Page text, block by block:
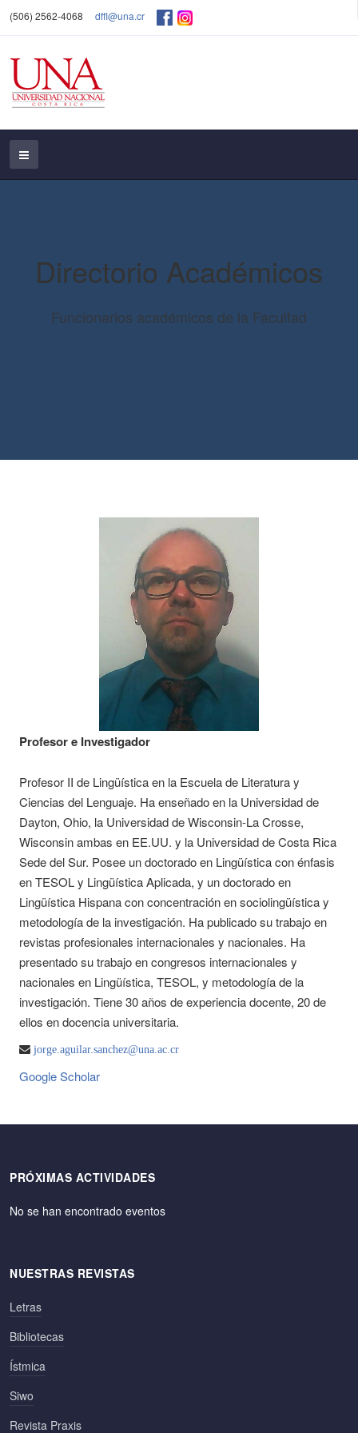
(506) 2562-4068 dffl@una.cr
Directorio Académicos
Funcionarios académicos de la Facultad
Profesor e Investigador
Profesor II de Lingüística en la Escuela de Literatura y
Ciencias del Lenguaje. Ha enseñado en la Universidad de
Dayton, Ohio, la Universidad de Wisconsin-La Crosse,
Wisconsin ambas en EE.UU. y la Universidad de Costa Rica
Sede del Sur. Posee un doctorado en Lingüística con énfasis
en TESOL y Lingüística Aplicada, y un doctorado en
Lingüística Hispana con concentración en sociolingüística y
metodología de la investigación. Ha publicado su trabajo en
revistas profesionales internacionales y nacionales. Ha
presentado su trabajo en congresos internacionales y
nacionales en Lingüística, TESOL, y metodología de la
investigación. Tiene 30 años de experiencia docente, 20 de
ellos en docencia universitaria.
jorge.aguilar.sanchez@una.ac.cr
Google Scholar
PRÓXIMAS ACTIVIDADES
No se han encontrado eventos
NUESTRAS REVISTAS
Letras
Bibliotecas
Ístmica
Siwo
Revista Praxis